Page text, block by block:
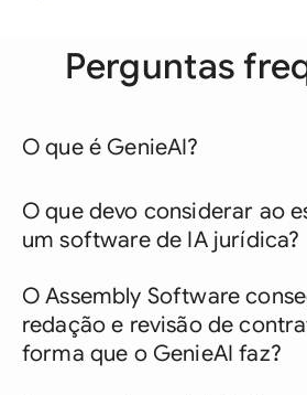
Perguntas
O que é GenieAI?
O que devo considerar ao
um software de IA jurídica?
O Assembly Software
redação e revisão de
forma que o GenieAI faz?